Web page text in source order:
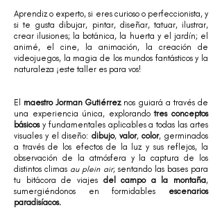
Aprendiz o experto, si eres curioso o perfeccionista, y
si te gusta dibujar, pintar, diseñar, tatuar, ilustrar,
crear ilusiones; la botánica, la huerta y el jardín; el
animé, el cine, la animación, la creación de
videojuegos, la magia de los mundos fantásticos y la
naturaleza ¡este taller es para vos!
El maestro Jorman Gutiérrez nos guiará a través de
una experiencia única, explorandotres conceptos
básicos y fundamentales aplicables a todas las artes
visuales y el diseño: dibujo, valor, color, germinados
a través de los efectos de la luz y sus reflejos, la
observación de la atmósfera y la captura de los
distintos climas au plein air; sentando las bases para
tu bitácora de viajes del campo a la montaña,
sumergiéndonos en formidables escenarios
paradisíacos.